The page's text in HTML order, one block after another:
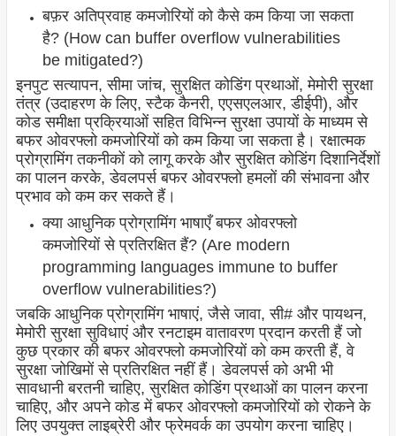
बफ़र अतिप्रवाह कमजोरियों को कैसे कम किया जा सकता
है? (How can buffer overflow vulnerabilities
be mitigated?)
इनपुट सत्यापन, सीमा जांच, सुरक्षित कोडिंग प्रथाओं, मेमोरी सुरक्षा
तंत्र (उदाहरण के लिए, स्टैक कैनरी, एएसएलआर, डीईपी), और
कोड समीक्षा प्रक्रियाओं सहित विभिन्न सुरक्षा उपायों के माध्यम से
बफर ओवरफ्लो कमजोरियों को कम किया जा सकता है। रक्षात्मक
प्रोग्रामिंग तकनीकों को लागू करके और सुरक्षित कोडिंग दिशानिर्देशों
का पालन करके, डेवलपर्स बफर ओवरफ्लो हमलों की संभावना और
प्रभाव को कम कर सकते हैं।
क्या आधुनिक प्रोग्रामिंग भाषाएँ बफर ओवरफ्लो
कमजोरियों से प्रतिरक्षित हैं? (Are modern
programming languages immune to buffer
overflow vulnerabilities?)
जबकि आधुनिक प्रोग्रामिंग भाषाएं, जैसे जावा, सी# और पायथन,
मेमोरी सुरक्षा सुविधाएं और रनटाइम वातावरण प्रदान करती हैं जो
कुछ प्रकार की बफर ओवरफ्लो कमजोरियों को कम करती हैं, वे
सुरक्षा जोखिमों से प्रतिरक्षित नहीं हैं। डेवलपर्स को अभी भी
सावधानी बरतनी चाहिए, सुरक्षित कोडिंग प्रथाओं का पालन करना
चाहिए, और अपने कोड में बफर ओवरफ्लो कमजोरियों को रोकने के
लिए उपयुक्त लाइब्रेरी और फ्रेमवर्क का उपयोग करना चाहिए।